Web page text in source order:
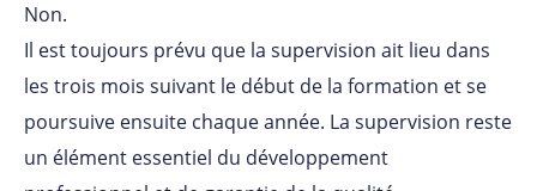
Non.
Il est toujours prévu que la supervision ait lieu dans
les trois mois suivant le début de la formation et se
poursuive ensuite chaque année. La supervision reste
un élément essentiel du développement